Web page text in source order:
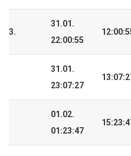
3.
31.01.
22:00:55
31.01.
23:07:27
01.02.
01:23:47